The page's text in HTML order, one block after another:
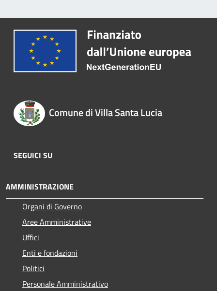
Comune di Villa Santa Lucia
SEGUICI SU
AMMINISTRAZIONE
Organi di Governo
Aree Amministrative
Uffici
Enti e fondazioni
Politici
Personale Amministrativo